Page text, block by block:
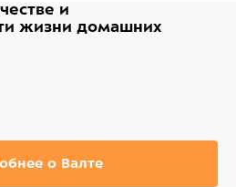
и
жизни домашних
о Валте